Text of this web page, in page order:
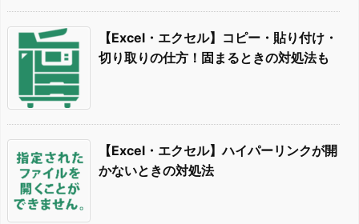
【Excel・エクセル】コピー・貼り付け・
切り取りの仕方！固まるときの対処法も
【Excel・エクセル】ハイパーリンクが開
かないときの対処法